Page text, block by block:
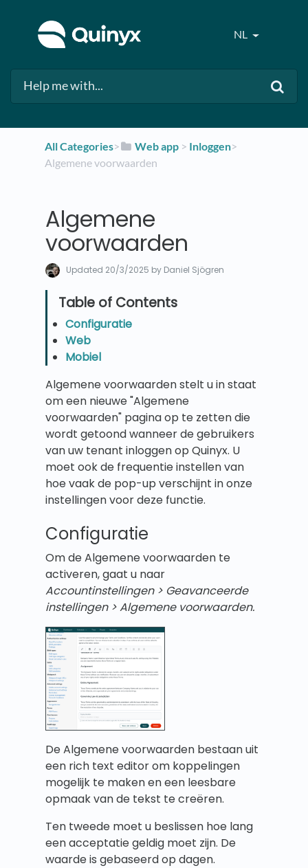
NL
All Categories​>​ ​Web app ​ > ​ ​Inloggen​>​
Algemene voorwaarden
Algemene
voorwaarden
Updated 20/3/2025 by Daniel Sjögren
Configuratie
Web
Mobiel
Algemene voorwaarden stelt u in staat
om een nieuwe "Algemene
voorwaarden" pagina op te zetten die
wordt getoond wanneer de gebruikers
van uw tenant inloggen op Quinyx. U
moet ook de frequentie instellen van
hoe vaak de pop-up verschijnt in onze
instellingen voor deze functie.
Configuratie
Om de Algemene voorwaarden te
activeren, gaat u naar
Accountinstellingen > Geavanceerde
instellingen > Algemene voorwaarden.
De Algemene voorwaarden bestaan uit
een rich text editor om koppelingen
mogelijk te maken en een leesbare
opmaak van de tekst te creëren.
Ten tweede moet u beslissen hoe lang
een acceptatie geldig moet zijn. De
waarde is gebaseerd op dagen.